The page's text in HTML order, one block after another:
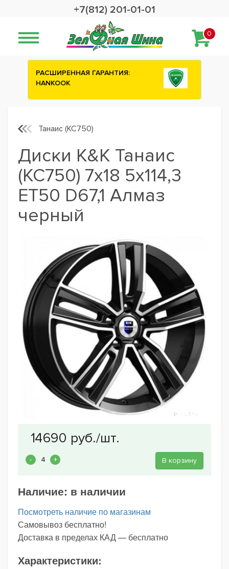
+7(812) 201-01-01
0
Сashback 2500 рублей на зимние
Танаис (КС750)
Диски K&K Танаис
(КС750) 7x18 5x114,3
ET50 D67,1 Алмаз
черный
В корзину
Наличие: в наличии
Посмотреть наличие по магазинам
Самовывоз бесплатно!
Доставка в пределах КАД — бесплатно
Характеристики: